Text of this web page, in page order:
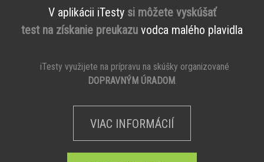
V aplikácii iTesty si môžete vyskúšať
test na získanie preukazu vodca malého plavidla
iTesty využijete na prípravu na skúšky organizované
DOPRAVNÝM ÚRADOM.
VIAC INFORMÁCIÍ